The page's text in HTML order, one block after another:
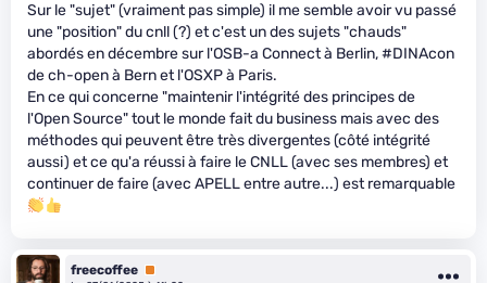
Sur le "sujet" (vraiment pas simple) il me semble avoir vu passé
une "position" du cnll (?) et c'est un des sujets "chauds"
abordés en décembre sur l'OSB-a Connect à Berlin, #DINAcon
de ch-open à Bern et l'OSXP à Paris.
En ce qui concerne "maintenir l'intégrité des principes de
l'Open Source" tout le monde fait du business mais avec des
méthodes qui peuvent être très divergentes (côté intégrité
aussi) et ce qu'a réussi à faire le CNLL (avec ses membres) et
continuer de faire (avec APELL entre autre...) est remarquable
freecoffee Premium